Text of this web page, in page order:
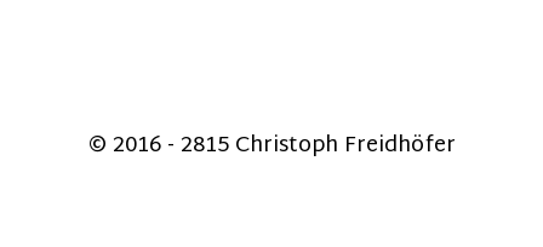
© 2016 - 2815 Christoph Freidhöfer